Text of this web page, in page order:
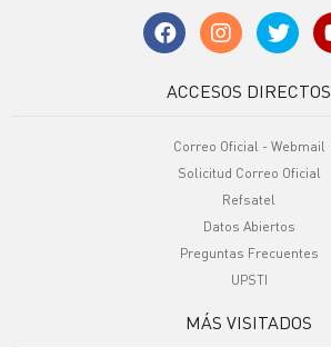
ACCESOS DIRECTOS
Correo Oficial - Webmail
Solicitud Correo Oficial
Refsatel
Datos Abiertos
Preguntas Frecuentes
UPSTI
MÁS VISITADOS